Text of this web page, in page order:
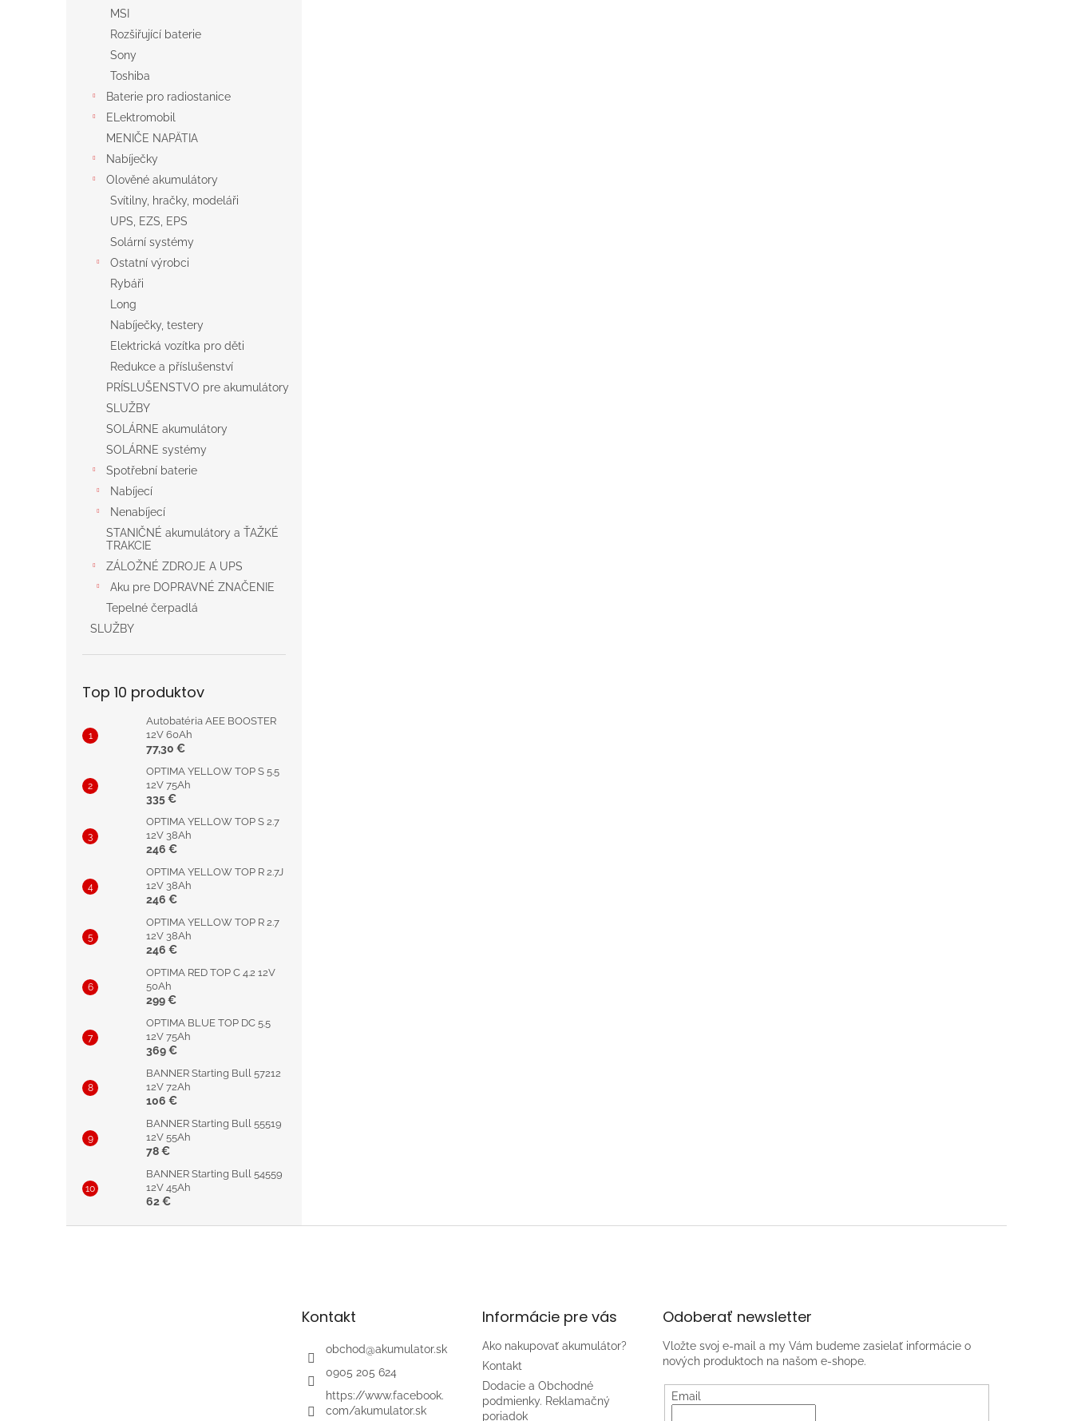
MSI
Rozšiřující baterie
Sony
Toshiba
Baterie pro radiostanice
ELektromobil
MENIČE NAPÄTIA
Nabíječky
Olověné akumulátory
Svítilny, hračky, modeláři
UPS, EZS, EPS
Solární systémy
Ostatní výrobci
Rybáři
Long
Nabíječky, testery
Elektrická vozítka pro děti
Redukce a příslušenství
PRÍSLUŠENSTVO pre akumulátory
SLUŽBY
SOLÁRNE akumulátory
SOLÁRNE systémy
Spotřební baterie
Nabíjecí
Nenabíjecí
STANIČNÉ akumulátory a ŤAŽKÉ
TRAKCIE
ZÁLOŽNÉ ZDROJE A UPS
Aku pre DOPRAVNÉ ZNAČENIE
Tepelné čerpadlá
SLUŽBY
Top 10 produktov
Autobatéria AEE BOOSTER
12V 60Ah
77,30 €
OPTIMA YELLOW TOP S 5.5
12V 75Ah
335 €
OPTIMA YELLOW TOP S 2.7
12V 38Ah
246 €
OPTIMA YELLOW TOP R 2.7J
12V 38Ah
246 €
OPTIMA YELLOW TOP R 2.7
12V 38Ah
246 €
OPTIMA RED TOP C 4.2 12V
50Ah
299 €
OPTIMA BLUE TOP DC 5.5
12V 75Ah
369 €
BANNER Starting Bull 57212
12V 72Ah
106 €
BANNER Starting Bull 55519
12V 55Ah
78 €
BANNER Starting Bull 54559
12V 45Ah
62 €
Kontakt
obchod@akumulator.sk
0905 205 624
https://www.facebook.
com/akumulator.sk
Informácie pre vás
Ako nakupovať akumulátor?
Kontakt
Dodacie a Obchodné
podmienky. Reklamačný
poriadok
Odoberať newsletter
Vložte svoj e-mail a my Vám budeme zasielať informácie o
nových produktoch na našom e-shope.
Email